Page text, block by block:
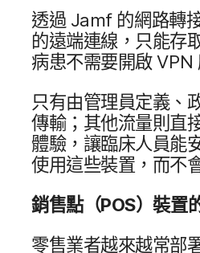
透過 Jamf 的​網路​轉
的​遠端​連線，​只能​存
病患​不​需要​開啟VPN
只有​由​管理員​定義、​
傳輸；​其他​流量​則​直
體驗，​讓​臨床人員​能​
使用​這些​裝置，​而​不
銷售點（POS）​裝置​
零售​業者​越來​越常​部​